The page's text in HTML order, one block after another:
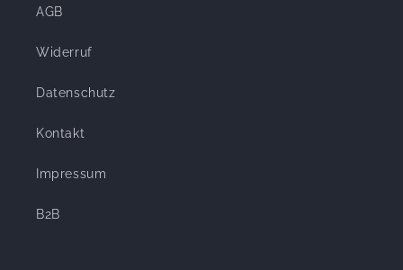
AGB
Widerruf
Datenschutz
Kontakt
Impressum
B2B